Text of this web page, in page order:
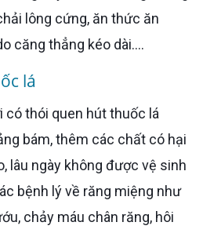
lông cứng, ăn thức ăn
căng thẳng kéo dài….
lá
bám, thêm các chất có hại
lâu ngày không được vệ sinh
bệnh lý về răng miệng như
chảy máu chân răng, hôi